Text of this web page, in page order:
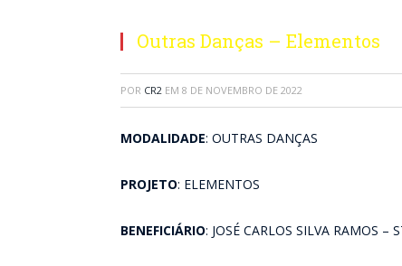
Outras Danças – Elementos
POR CR2 EM 8 DE NOVEMBRO DE 2022
MODALIDADE: OUTRAS DANÇAS
PROJETO: ELEMENTOS
BENEFICIÁRIO: JOSÉ CARLOS SILVA RAMOS –